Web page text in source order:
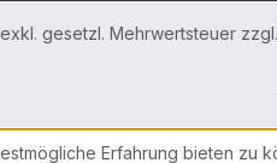
gesetzl. Mehrwertsteuer zzgl.
Erfahrung bieten zu